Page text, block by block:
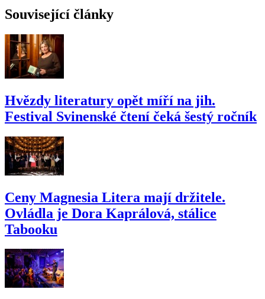
Související články
Hvězdy literatury opět míří na jih.
Festival Svinenské čtení čeká šestý ročník
Ceny Magnesia Litera mají držitele.
Ovládla je Dora Kaprálová, stálice
Tabooku